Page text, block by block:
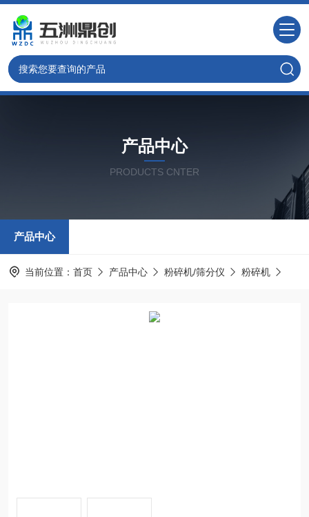
产品中心
PRODUCTS CNTER
产品中心
当前位置： 首页 产品中心 粉碎机/筛分仪 粉碎机